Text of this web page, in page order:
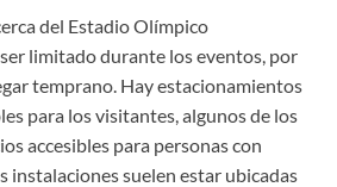
del Estadio Olímpico
limitado durante los eventos, por
temprano. Hay estacionamientos
para los visitantes, algunos de los
accesibles para personas con
instalaciones suelen estar ubicadas